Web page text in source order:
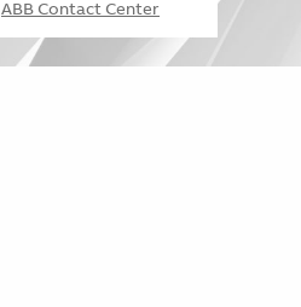
ABB Contact Center